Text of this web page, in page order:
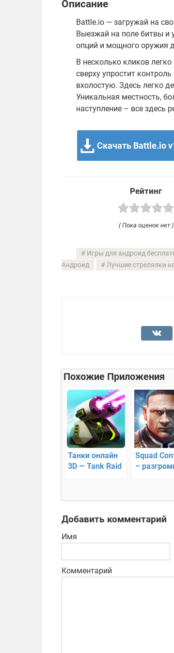
Описание
Battle.io — загружай на
Выезжай на поле битвы и
опций и мощного оружия
В несколько кликов
сверху упростит
вхолостую. Здесь легко
Уникальная местность,
наступление – все здесь
Скачать Battle.io
Рейтинг
( Пока оценок нет )
Игры для андроид
Андроид
Лучшие стрелялки
Похожие Приложения
Танки онлайн
3D — Tank Raid
Squad
–
Добавить комментарий
Имя
Комментарий